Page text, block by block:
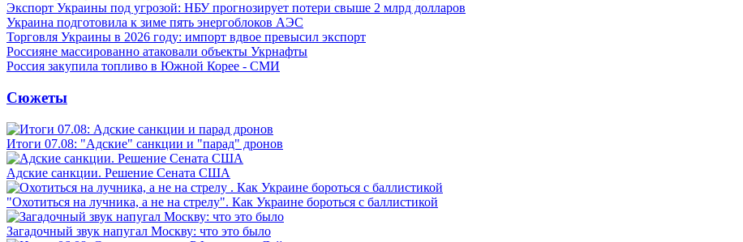
Экспорт Украины под угрозой: НБУ прогнозирует потери свыше 2 млрд долларов
Украина подготовила к зиме пять энергоблоков АЭС
Торговля Украины в 2026 году: импорт вдвое превысил экспорт
Россияне массированно атаковали объекты Укрнафты
Россия закупила топливо в Южной Корее - СМИ
Сюжеты
Итоги 07.08: "Адские" санкции и "парад" дронов
Адские санкции. Решение Сената США
"Охотиться на лучника, а не на стрелу". Как Украине бороться с баллистикой
Загадочный звук напугал Москву: что это было